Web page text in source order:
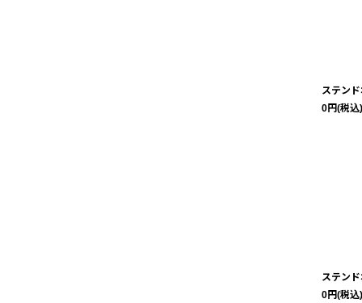
ステンド
0円(税込)
ステンド
0円(税込)